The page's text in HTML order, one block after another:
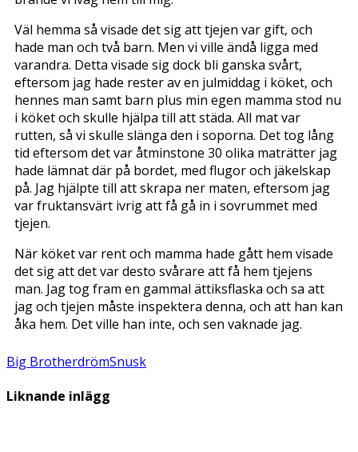
Väl hemma så visade det sig att tjejen var gift, och
hade man och två barn. Men vi ville ändå ligga med
varandra. Detta visade sig dock bli ganska svårt,
eftersom jag hade rester av en julmiddag i köket, och
hennes man samt barn plus min egen mamma stod nu
i köket och skulle hjälpa till att städa. All mat var
rutten, så vi skulle slänga den i soporna. Det tog lång
tid eftersom det var åtminstone 30 olika maträtter jag
hade lämnat där på bordet, med flugor och jäkelskap
på. Jag hjälpte till att skrapa ner maten, eftersom jag
var fruktansvärt ivrig att få gå in i sovrummet med
tjejen.
När köket var rent och mamma hade gått hem visade
det sig att det var desto svårare att få hem tjejens
man. Jag tog fram en gammal ättiksflaska och sa att
jag och tjejen måste inspektera denna, och att han kan
åka hem. Det ville han inte, och sen vaknade jag.
Big BrotherdrömSnusk
Liknande inlägg